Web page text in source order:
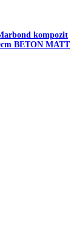
kompozit
BETON MATT